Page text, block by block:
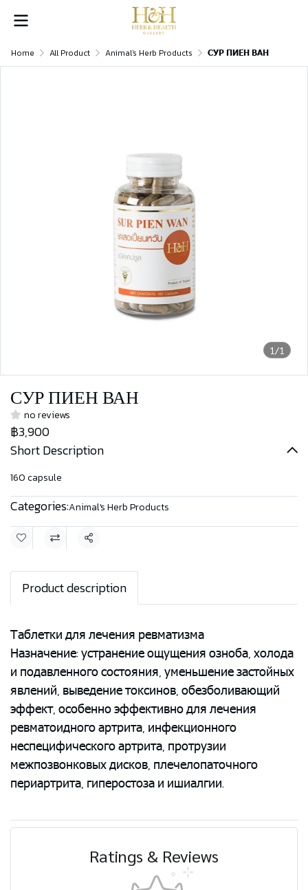
Home All Product Animal's Herb Products СУР ПИЕН ВАН
1/1
СУР ПИЕН ВАН
no reviews
฿3,900
Short Description
160 capsule
Categories:Animal's Herb Products
Share
Product description
Таблетки для лечения ревматизма
Назначение: устранение ощущения озноба, холода
и подавленного состояния, уменьшение застойных
явлений, выведение токсинов, обезболивающий
эффект, особенно эффективно для лечения
ревматоидного артрита, инфекционного
неспецифического артрита, протрузии
межпозвонковых дисков, плечелопаточного
периартрита, гиперостоза и ишиалгии.
Ratings & Reviews